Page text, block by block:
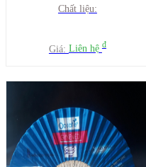
Chất liệu:
Giá: Liên hệ đ